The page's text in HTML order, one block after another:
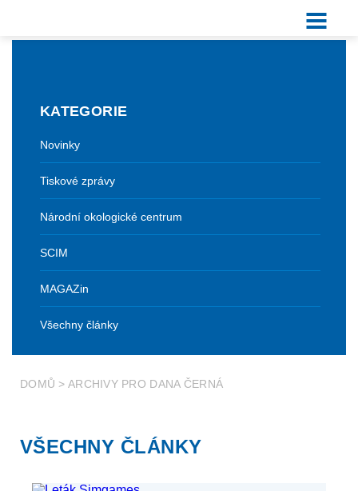
KATEGORIE
Novinky
Tiskové zprávy
Národní okologické centrum
SCIM
MAGAZin
Všechny články
DOMŮ > ARCHIVY PRO DANA ČERNÁ
VŠECHNY ČLÁNKY